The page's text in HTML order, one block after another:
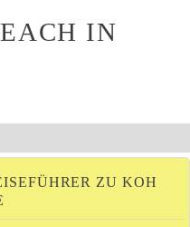
IN
ZU KOH